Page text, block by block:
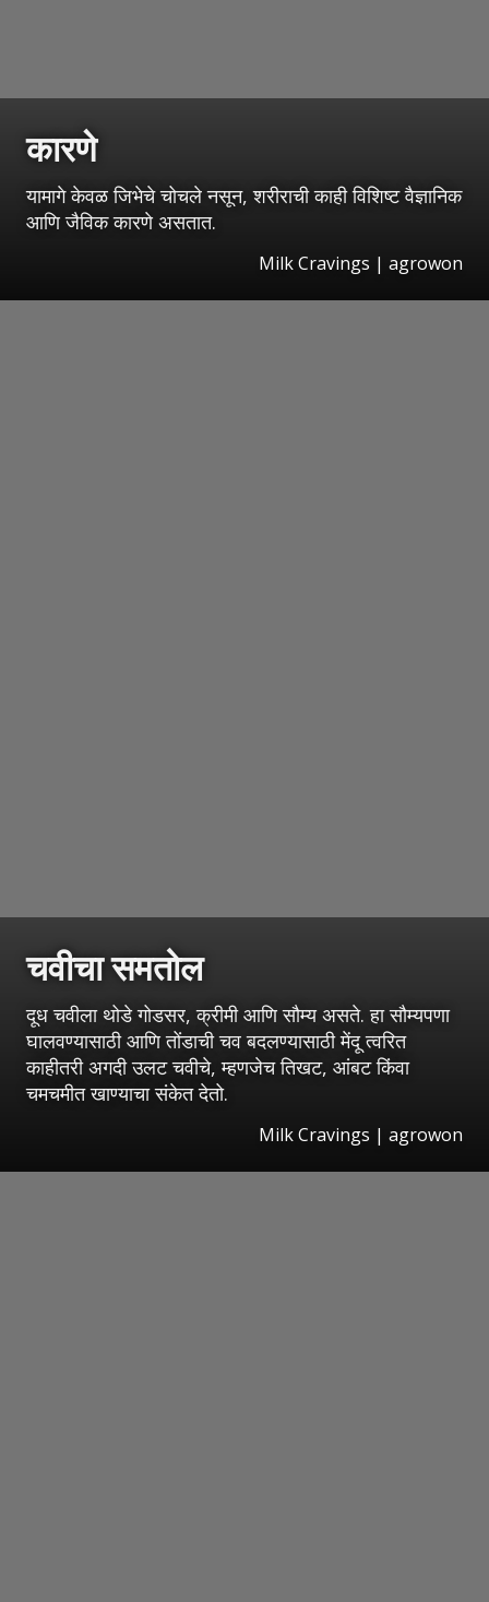
कारणे
यामागे केवळ जिभेचे चोचले नसून, शरीराची काही विशिष्ट वैज्ञानिक
आणि जैविक कारणे असतात.
Milk Cravings | agrowon
चवीचा समतोल
दूध चवीला थोडे गोडसर, क्रीमी आणि सौम्य असते. हा सौम्यपणा
घालवण्यासाठी आणि तोंडाची चव बदलण्यासाठी मेंदू त्वरित
काहीतरी अगदी उलट चवीचे, म्हणजेच तिखट, आंबट किंवा
चमचमीत खाण्याचा संकेत देतो.
Milk Cravings | agrowon